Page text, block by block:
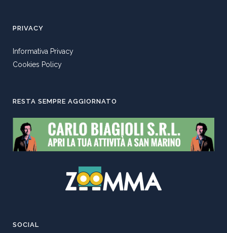
PRIVACY
Informativa Privacy
Cookies Policy
RESTA SEMPRE AGGIORNATO
SOCIAL